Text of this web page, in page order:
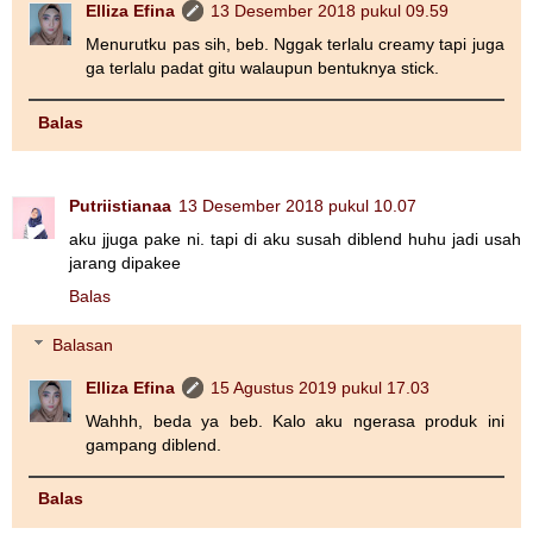
Elliza Efina
13 Desember 2018 pukul 09.59
Menurutku pas sih, beb. Nggak terlalu creamy tapi juga
ga terlalu padat gitu walaupun bentuknya stick.
Balas
Putriistianaa 13 Desember 2018 pukul 10.07
aku jjuga pake ni. tapi di aku susah diblend huhu jadi usah
jarang dipakee
Balas
Balasan
Elliza Efina
15 Agustus 2019 pukul 17.03
Wahhh, beda ya beb. Kalo aku ngerasa produk ini
gampang diblend.
Balas